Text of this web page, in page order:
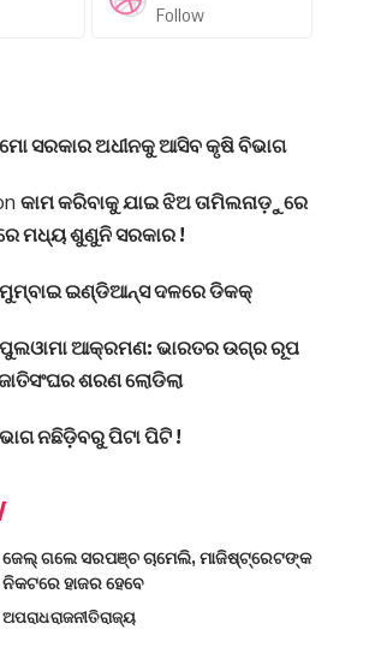
Follow
ମୋ ସରକାର ଅଧୀନକୁ ଆସିବ କୃଷି ବିଭାଗ
କାମ କରିବାକୁ ଯାଇ ଝିଅ ତାମିଲନାଡ଼ୁରେ
ମଧ୍ୟ ଶୁଣୁନି ସରକାର !
ମୁମ୍ବାଇ ଇଣ୍ଡିଆନ୍ସ ଦଳରେ ଡିକକ୍‌
ପୁଲଓାମା ଆକ୍ରମଣ: ଭାରତର ଉଗ୍ର ରୂପ
ଶରଣ ଲୋଡିଲା
ଭାଗ ନଛିଡ଼ିବରୁ ପିଟା ପିଟି !
ଜେଲ୍ ଗଲେ ସରପଞ୍ଚ ଚାମେଲି, ମାଜିଷ୍ଟ୍ରେଟଙ୍କ
ନିକଟରେ ହାଜର ହେବେ
ଅପରାଧରାଜନୀତିରାଜ୍ୟ